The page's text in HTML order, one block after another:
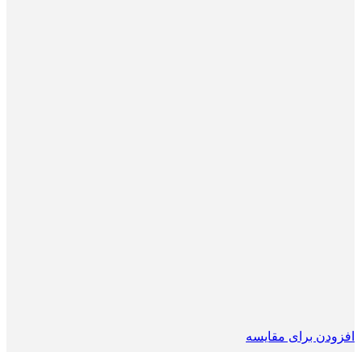
افزودن برای مقایسه